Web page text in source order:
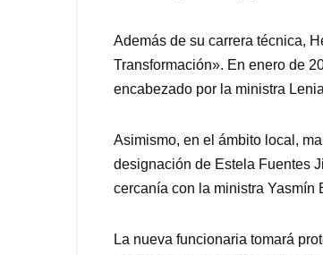
Además de su carrera técnica,
Transformación». En enero de
encabezado por la ministra
Asimismo, en el ámbito local,
designación de Estela Fuentes
cercanía con la ministra Yasmín
La nueva funcionaria tomará